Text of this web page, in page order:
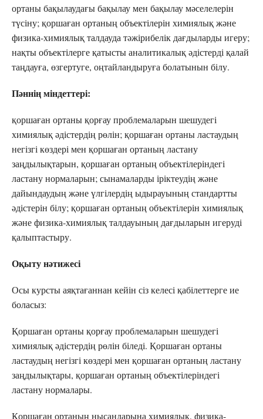
ортаны бақылаудағы бақылау мен бақылау мәселелерін
түсіну; қоршаған ортаның объектілерін химиялық және
физика-химиялық талдауда тәжірибелік дағдыларды игеру;
нақты объектілерге қатысты аналитикалық әдістерді қалай
таңдауға, өзгертуге, оңтайландыруға болатынын білу.
Пәннің міндеттері:
қоршаған ортаны қорғау проблемаларын шешудегі
химиялық әдістердің рөлін; қоршаған ортаны ластаудың
негізгі көздері мен қоршаған ортаның ластану
заңдылықтарын, қоршаған ортаның объектілеріндегі
ластану нормаларын; сынамаларды іріктеудің және
дайындаудың және үлгілердің ыдырауының стандартты
әдістерін білу; қоршаған ортаның объектілерін химиялық
және физика-химиялық талдауының дағдыларын игеруді
қалыптастыру.
Оқыту нәтижесі
Осы курсты аяқтағаннан кейін сіз келесі қабілеттерге ие
боласыз:
Қоршаған ортаны қорғау проблемаларын шешудегі
химиялық әдістердің рөлін біледі. Қоршаған ортаны
ластаудың негізгі көздері мен қоршаған ортаның ластану
заңдылықтары, қоршаған ортаның объектілеріндегі
ластану нормалары.
Қоршаған ортаның нысандарына химиялық, физика-